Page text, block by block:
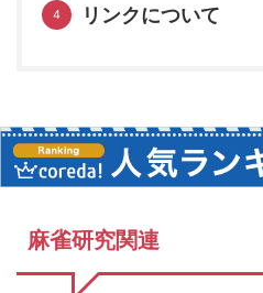
リンクについて
麻雀研究関連